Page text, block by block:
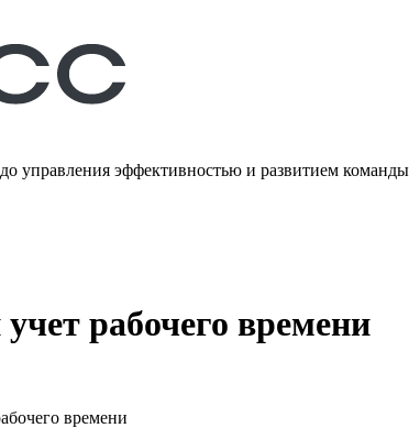
управления эффективностью и развитием
рабочего времени
времени